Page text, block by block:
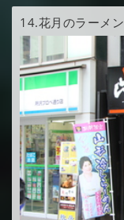
14.花月のラーメン